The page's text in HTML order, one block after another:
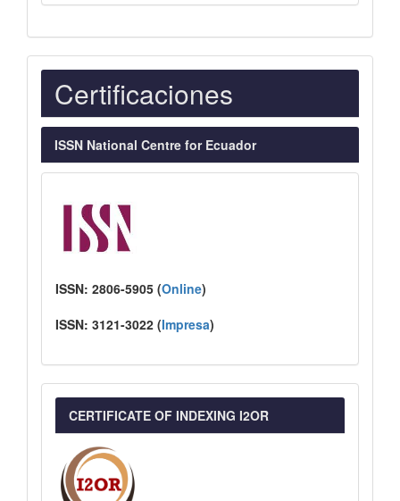
Indexaciones
Certificaciones
ISSN National Centre for Ecuador
ISSN: 2806-5905 (Online)
ISSN: 3121-3022 (Impresa)
CERTIFICATE OF INDEXING I2OR